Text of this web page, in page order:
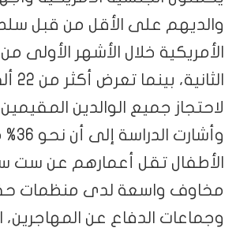
والديهم على الأقل من قبل
الأمريكية خلال الأشهر الأولى
لاحتجاز جميع الوالدين
الأطفال تقل أعمارهم عن ست
مخاوف واسعة لدى منظمات
وجماعات الدفاع عن المهاجرين،